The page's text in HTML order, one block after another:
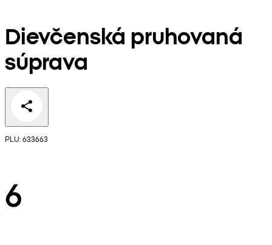
Dievčenská pruhovaná
súprava
PLU: 633663
6